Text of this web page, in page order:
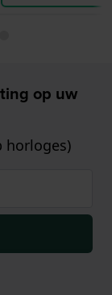
op uw
horloges)